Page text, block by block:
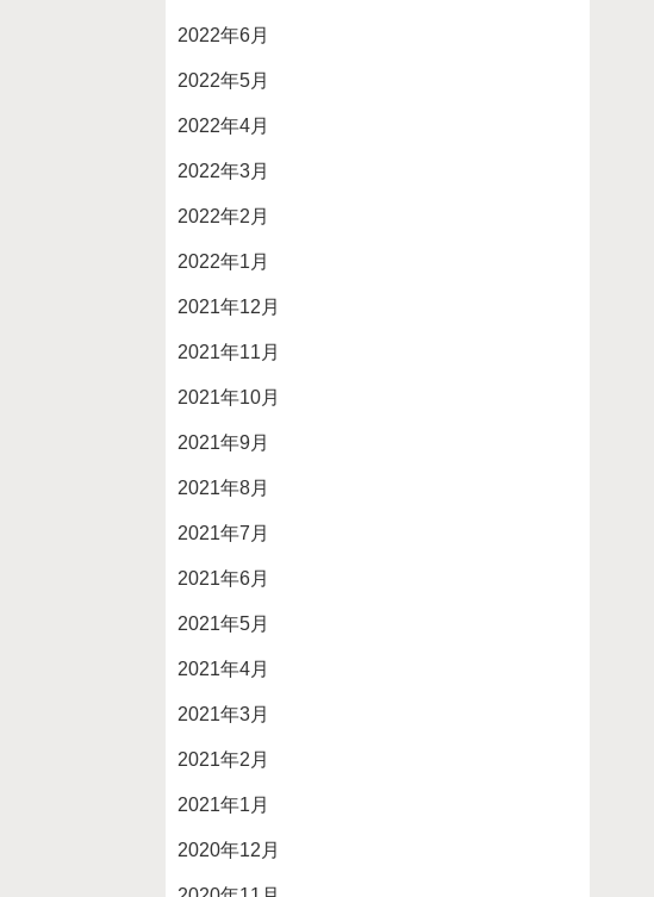
2022年6月
2022年5月
2022年4月
2022年3月
2022年2月
2022年1月
2021年12月
2021年11月
2021年10月
2021年9月
2021年8月
2021年7月
2021年6月
2021年5月
2021年4月
2021年3月
2021年2月
2021年1月
2020年12月